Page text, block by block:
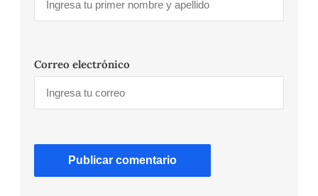
Correo electrónico